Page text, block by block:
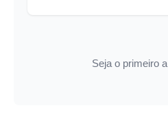
Seja o primeiro